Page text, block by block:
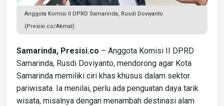
Anggota Komisi II DPRD Samarinda, Rusdi Doviyanto.
(Presisi.co/Akmal)
Samarinda, Presisi.co – Anggota Komisi II DPRD
Samarinda, Rusdi Doviyanto, mendorong agar Kota
Samarinda memiliki ciri khas khusus dalam sektor
pariwisata. Ia menilai, perlu ada penguatan daya tarik
wisata, misalnya dengan menambah destinasi alam